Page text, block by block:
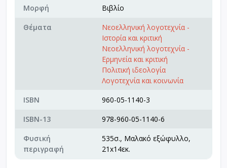
Μορφή
Βιβλίο
Θέματα
Νεοελληνική λογοτεχνία -
Ιστορία και κριτική
Νεοελληνική λογοτεχνία -
Ερμηνεία και κριτική
Πολιτική ιδεολογία
Λογοτεχνία και κοινωνία
ISBN
960-05-1140-3
ISBN-13
978-960-05-1140-6
Φυσική
περιγραφή
535σ., Μαλακό εξώφυλλο,
21x14εκ.